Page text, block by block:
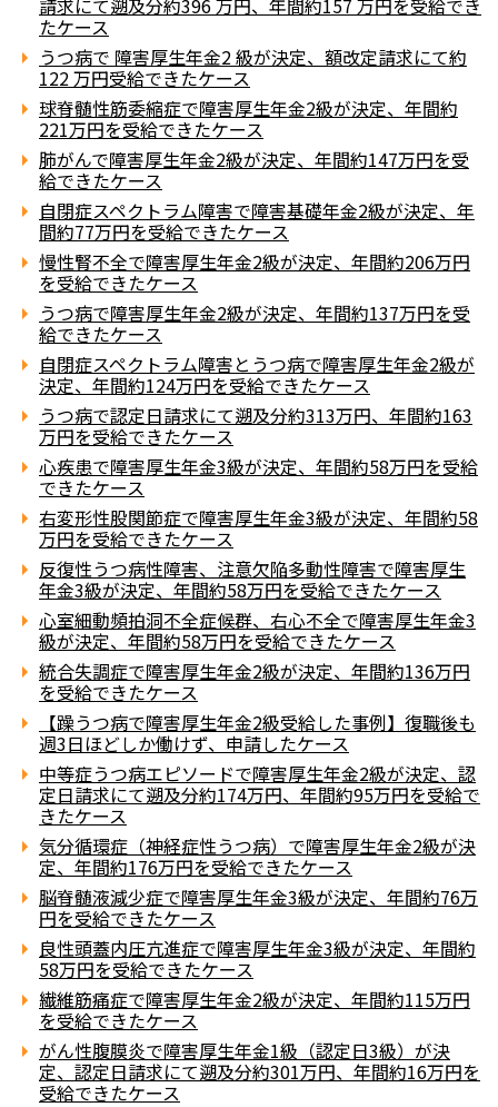
たケース
うつ病で 障害厚生年金2 級が決定、額改定請求にて約
122 万円受給できたケース
球脊髄性筋委縮症で障害厚生年金2級が決定、年間約
221万円を受給できたケース
肺がんで障害厚生年金2級が決定、年間約147万円を受
給できたケース
自閉症スペクトラム障害で障害基礎年金2級が決定、年
間約77万円を受給できたケース
慢性腎不全で障害厚生年金2級が決定、年間約206万円
を受給できたケース
うつ病で障害厚生年金2級が決定、年間約137万円を受
給できたケース
自閉症スペクトラム障害とうつ病で障害厚生年金2級が
決定、年間約124万円を受給できたケース
うつ病で認定日請求にて遡及分約313万円、年間約163
万円を受給できたケース
心疾患で障害厚生年金3級が決定、年間約58万円を受給
できたケース
右変形性股関節症で障害厚生年金3級が決定、年間約58
万円を受給できたケース
反復性うつ病性障害、注意欠陥多動性障害で障害厚生
年金3級が決定、年間約58万円を受給できたケース
心室細動頻拍洞不全症候群、右心不全で障害厚生年金3
級が決定、年間約58万円を受給できたケース
統合失調症で障害厚生年金2級が決定、年間約136万円
を受給できたケース
【躁うつ病で障害厚生年金2級受給した事例】復職後も
週3日ほどしか働けず、申請したケース
中等症うつ病エピソードで障害厚生年金2級が決定、認
定日請求にて遡及分約174万円、年間約95万円を受給で
きたケース
気分循環症（神経症性うつ病）で障害厚生年金2級が決
定、年間約176万円を受給できたケース
脳脊髄液減少症で障害厚生年金3級が決定、年間約76万
円を受給できたケース
良性頭蓋内圧亢進症で障害厚生年金3級が決定、年間約
58万円を受給できたケース
繊維筋痛症で障害厚生年金2級が決定、年間約115万円
を受給できたケース
がん性腹膜炎で障害厚生年金1級（認定日3級）が決
定、認定日請求にて遡及分約301万円、年間約16万円を
受給できたケース